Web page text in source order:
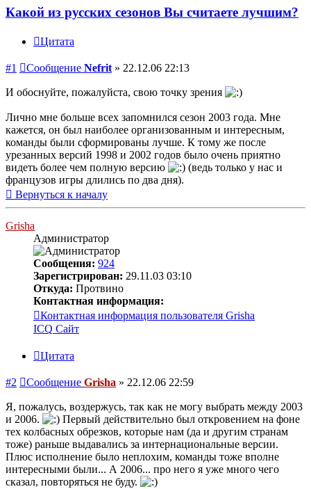
Какой из русских сезонов Вы считаете лучшим?
Цитата
#1 Сообщение Nefrit » 22.12.06 22:13
И обоснуйте, пожалуйста, свою точку зрения
Лично мне больше всех запомнился сезон 2003 года. Мне
кажется, он был наиболее организованным и интересным,
команды были сформированы лучше. К тому же после
урезанных версий 1998 и 2002 годов было очень приятно
видеть более чем полную версию
(ведь только у нас и
французов игры длились по два дня).
Вернуться к началу
Grisha
Администратор
Сообщения: 924
Зарегистрирован: 29.11.03 03:10
Откуда: Протвино
Контактная информация:
Контактная информация пользователя Grisha
ICQ Сайт
Цитата
#2 Сообщение Grisha » 22.12.06 22:59
Я, пожалусь, воздержусь, так как не могу выбрать между 2003
и 2006.
Первый действительно был откровением на фоне
тех колбасных обрезков, которые нам (да и другим странам
тоже) раньше выдавались за интернациональные версии.
Плюс исполнение было неплохим, команды тоже вполне
интересными были... А 2006... про него я уже много чего
сказал, повторяться не буду.